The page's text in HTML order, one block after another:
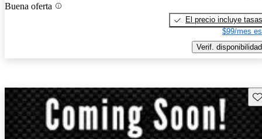
Buena oferta
El precio incluye tasas
$99/mes
Verif. disponibilidad